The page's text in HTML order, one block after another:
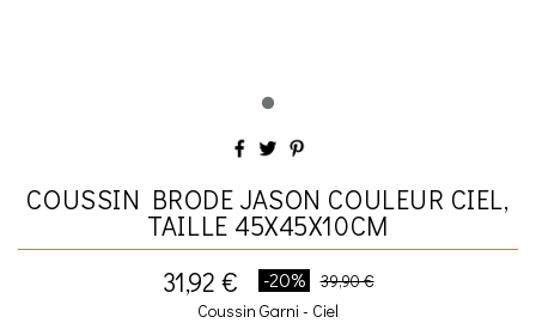
COUSSIN BRODE JASON COULEUR CIEL,
TAILLE 45X45X10CM
31,92 €
-20%
39,90 €
Coussin Garni - Ciel